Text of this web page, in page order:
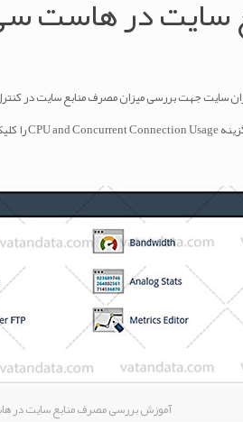
سایت در هاست
سایت جهت بررسی میزان مصرف منابع سایت در
آموزش بررسی مصرف منابع سایت در